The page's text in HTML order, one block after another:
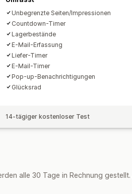
Unbegrenzte Seiten/Impressionen
Countdown-Timer
Lagerbestände
E-Mail-Erfassung
Liefer-Timer
E-Mail-Timer
Pop-up-Benachrichtigungen
Glücksrad
14-tägiger kostenloser Test
alle 30 Tage in Rechnung gestellt.